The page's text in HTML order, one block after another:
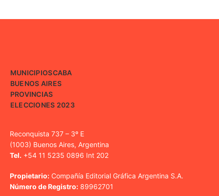
MUNICIPIOSCABA
BUENOS AIRES
PROVINCIAS
ELECCIONES 2023
Reconquista 737 – 3º E
(1003) Buenos Aires, Argentina
Tel. +54 11 5235 0896 Int 202
Propietario: Compañía Editorial Gráfica Argentina S.A.
Número de Registro: 89962701